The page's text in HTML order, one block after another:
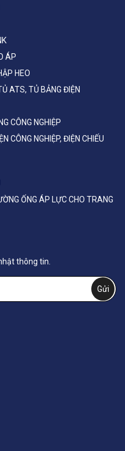
ÁP
HEO
ATS, TỦ BẢNG ĐIỆN
CÔNG NGHIỆP
CÔNG NGHIỆP, ĐIỆN CHIẾU
ỐNG ÁP LỰC CHO TRANG
thông tin.